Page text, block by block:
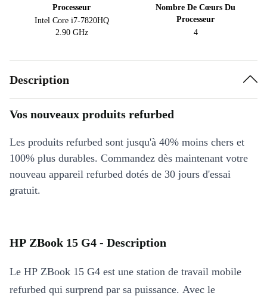
Processeur
Intel Core i7-7820HQ
2.90 GHz
Nombre De Cœurs Du
Processeur
4
Description
Vos nouveaux produits refurbed
Les produits refurbed sont jusqu'à 40% moins chers et
100% plus durables. Commandez dès maintenant votre
nouveau appareil refurbed dotés de 30 jours d'essai
gratuit.
HP ZBook 15 G4 - Description
Le HP ZBook 15 G4 est une station de travail mobile
refurbed qui surprend par sa puissance. Avec le